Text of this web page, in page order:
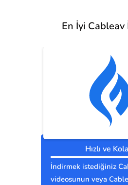
En İyi Cableav
Hızlı ve
İndirmek istediğiniz
videosunun veya